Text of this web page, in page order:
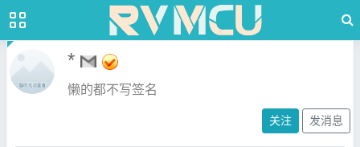
*
懒的都不写签名
关注 发消息